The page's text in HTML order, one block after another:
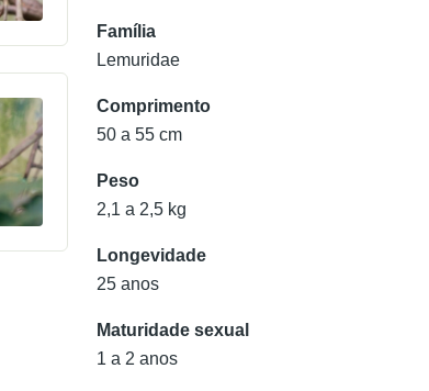
Família
Lemuridae
Comprimento
50 a 55 cm
Peso
2,1 a 2,5 kg
Longevidade
25 anos
Maturidade sexual
1 a 2 anos